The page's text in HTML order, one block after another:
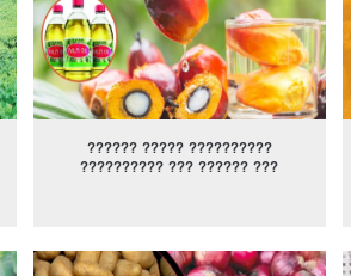
?????? ????? ??????????
?????????? ??? ?????? ???